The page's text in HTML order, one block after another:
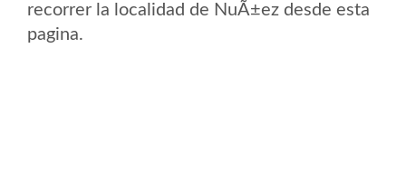
recorrer la localidad de NuÃ±ez desde esta
pagina.